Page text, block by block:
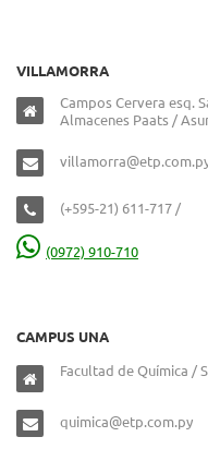
VILLAMORRA
Campos Cervera esq.
Almacenes Paats /
(+595-21) 611-717 /
(0972) 910-710
CAMPUS UNA
Facultad de Química /
quimica@etp.com.py